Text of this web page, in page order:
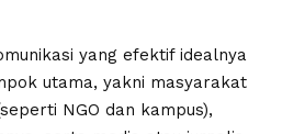
yang efektif idealnya
utama, yakni masyarakat
NGO dan kampus),